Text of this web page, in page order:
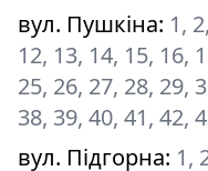
вул. Пушкіна: 1,
12, 13, 14, 15, 16,
25, 26, 27, 28, 29,
38, 39, 40, 41, 42,
вул. Підгорна: 1,